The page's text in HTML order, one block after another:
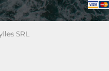
SRL